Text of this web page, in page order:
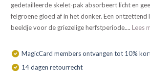
gedetailleerde skelet-pak absorbeert licht en
felgroene gloed af in het donker. Een ontzettend
beeldje voor de griezelige herfstperiode.... Lees
MagicCard members ontvangen tot 10%
14 dagen retourrecht